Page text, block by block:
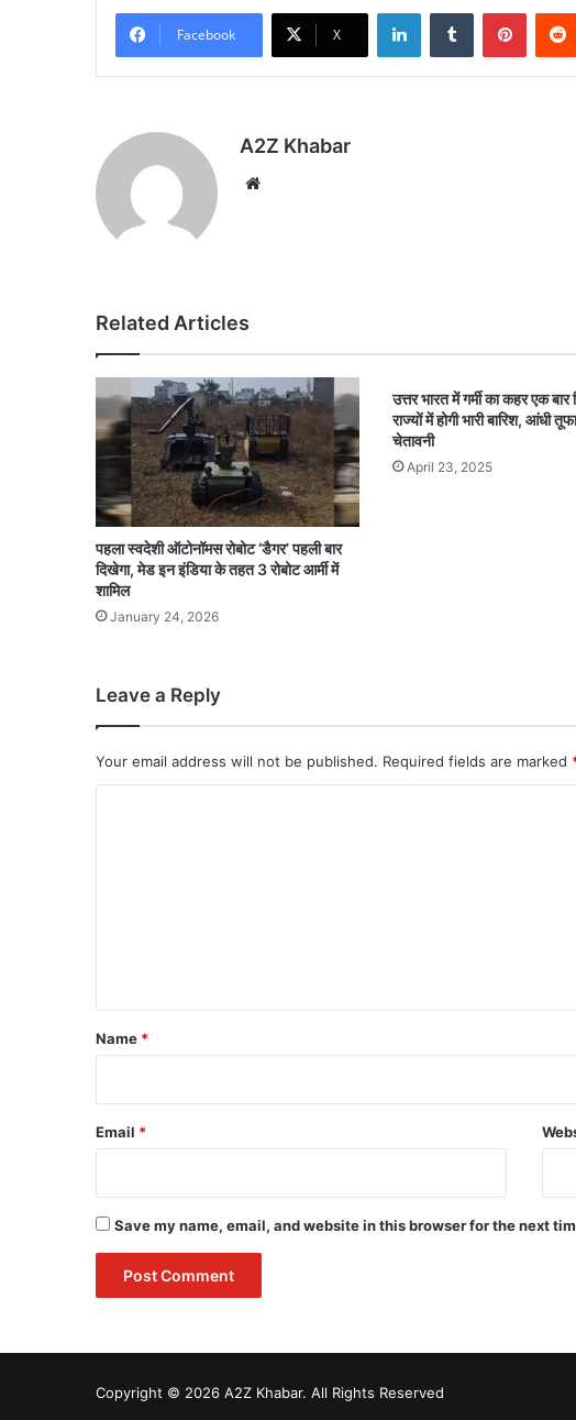
Facebook X
LinkedInTumblr
A2Z Khabar
Related Articles
पहला स्वदेशी ऑटोनॉमस रोबोट ‘डैगर’ पहली बार
दिखेगा, मेड इन इंडिया के तहत 3 रोबोट आर्मी में
शामिल
January 24, 2026
उत्तर भारत में गर्मी का कहर एक
राज्यों में होगी भारी बारिश, आंधी
चेतावनी
April 23, 2025
Leave a Reply
Your email address will not be published. Required fields are marked
*
Name *
Email *
Save my name, email, and website in this browser for the next
Copyright © 2026 A2Z Khabar. All Rights Reserved